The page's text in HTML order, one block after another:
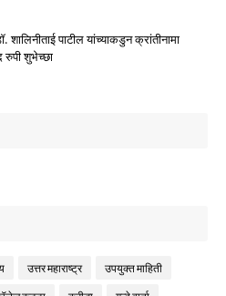
शालिनीताई पाटील यांच्याकडुन क्रांतीनामा
रुपी शुभेच्छा
उत्तर महाराष्ट्र उपयुक्त माहिती